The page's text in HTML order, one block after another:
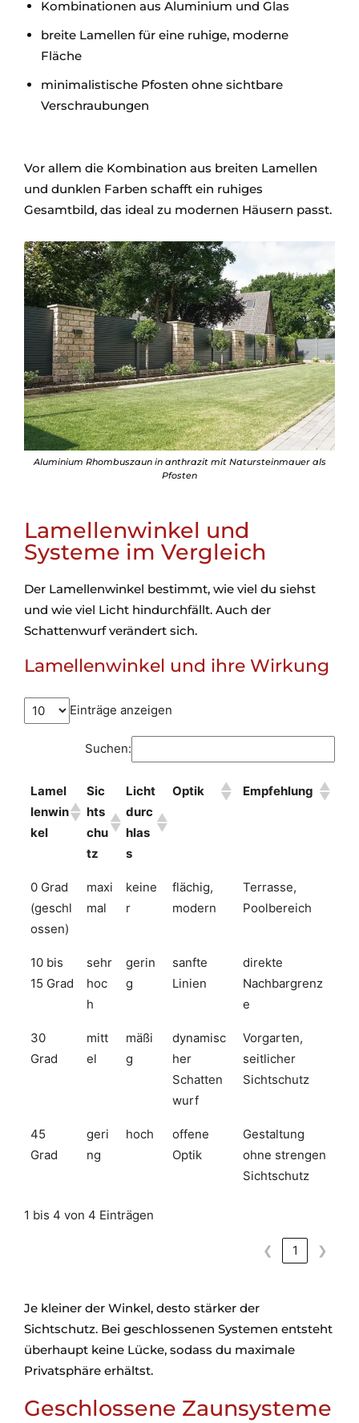
Kombinationen aus Aluminium und Glas
breite Lamellen für eine ruhige, moderne
Fläche
minimalistische Pfosten ohne sichtbare
Verschraubungen
Vor allem die Kombination aus breiten Lamellen
und dunklen Farben schafft ein ruhiges
Gesamtbild, das ideal zu modernen Häusern passt.
Aluminium Rhombuszaun in anthrazit mit Natursteinmauer als
Pfosten
Lamellenwinkel und
Systeme im Vergleich
Der Lamellenwinkel bestimmt, wie viel du siehst
und wie viel Licht hindurchfällt. Auch der
Schattenwurf verändert sich.
Lamellenwinkel und ihre Wirkung
Einträge anzeigen
Suchen:
Lamel
lenwin
kel
Sic
hts
chu
tz
Licht
durc
hlas
s
Optik Empfehlung
0 Grad
(geschl
ossen)
maxi
mal
keine
r
flächig,
modern
Terrasse,
Poolbereich
10 bis
15 Grad
sehr
hoc
h
gerin
g
sanfte
Linien
direkte
Nachbargrenz
e
30
Grad
mitt
el
mäßi
g
dynamisc
her
Schatten
wurf
Vorgarten,
seitlicher
Sichtschutz
45
Grad
geri
ng
hoch
offene
Optik
Gestaltung
ohne strengen
Sichtschutz
1 bis 4 von 4 Einträgen
❮ 1 ❯
Je kleiner der Winkel, desto stärker der
Sichtschutz. Bei geschlossenen Systemen entsteht
überhaupt keine Lücke, sodass du maximale
Privatsphäre erhältst.
Geschlossene Zaunsysteme